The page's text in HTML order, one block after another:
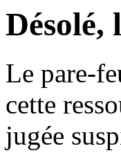
Désolé,
Le pare-
cette
jugée